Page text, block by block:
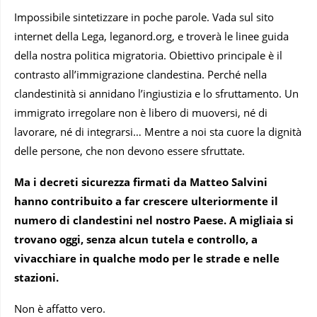
Impossibile sintetizzare in poche parole. Vada sul sito
internet della Lega, leganord.org, e troverà le linee guida
della nostra politica migratoria. Obiettivo principale è il
contrasto all’immigrazione clandestina. Perché nella
clandestinità si annidano l’ingiustizia e lo sfruttamento. Un
immigrato irregolare non è libero di muoversi, né di
lavorare, né di integrarsi… Mentre a noi sta cuore la dignità
delle persone, che non devono essere sfruttate.
Ma i decreti sicurezza firmati da Matteo Salvini
hanno contribuito a far crescere ulteriormente il
numero di clandestini nel nostro Paese. A migliaia si
trovano oggi, senza alcun tutela e controllo, a
vivacchiare in qualche modo per le strade e nelle
stazioni.
Non è affatto vero.